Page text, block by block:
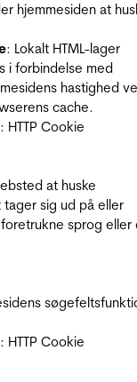
hjemmesiden at
: Lokalt HTML-lager
i forbindelse med
hastighed
cache.
: HTTP Cookie
at huske
sig ud på eller
sprog eller
: HTTP Cookie